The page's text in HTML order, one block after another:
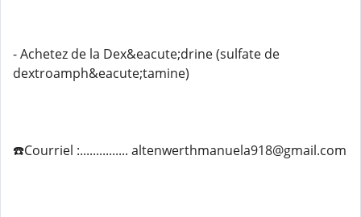
- Achetez de la Dex&eacute;drine (sulfate de
dextroamph&eacute;tamine)
☎️Courriel :............... altenwerthmanuela918@gmail.com